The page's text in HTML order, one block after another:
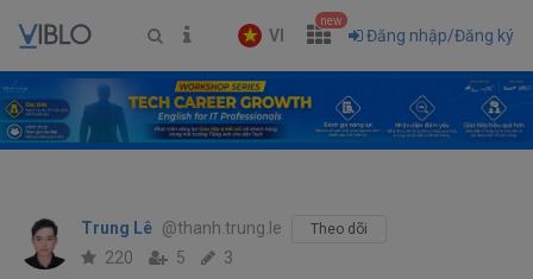
VI
new
Đăng nhập/Đăng ký
Trung Lê @thanh.trung.le Theo dõi
220 5 3